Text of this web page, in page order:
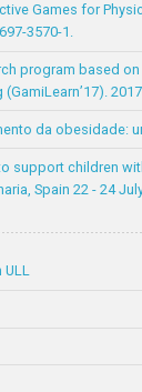
Games for
3570-1.
program based
da obesidade:
support children
Spain 22 - 24
ULL